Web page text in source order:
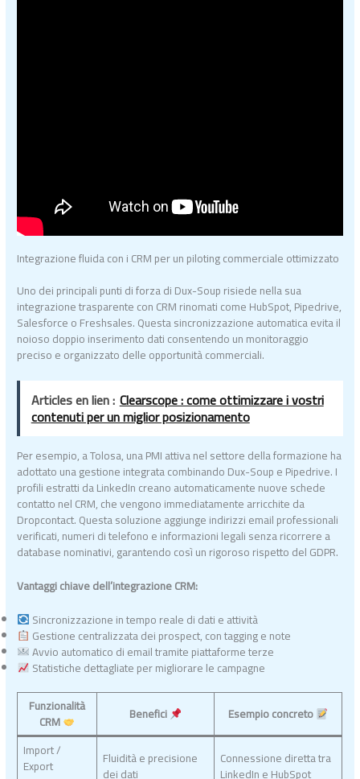
Integrazione fluida con i CRM per un piloting commerciale ottimizzato
Uno dei principali punti di forza di Dux-Soup risiede nella sua
integrazione trasparente con CRM rinomati come HubSpot, Pipedrive,
Salesforce o Freshsales. Questa sincronizzazione automatica evita il
noioso doppio inserimento dati consentendo un monitoraggio
preciso e organizzato delle opportunità commerciali.
Articles en lien : Clearscope : come ottimizzare i vostri
contenuti per un miglior posizionamento
Per esempio, a Tolosa, una PMI attiva nel settore della formazione ha
adottato una gestione integrata combinando Dux-Soup e Pipedrive. I
profili estratti da LinkedIn creano automaticamente nuove schede
contatto nel CRM, che vengono immediatamente arricchite da
Dropcontact. Questa soluzione aggiunge indirizzi email professionali
verificati, numeri di telefono e informazioni legali senza ricorrere a
database nominativi, garantendo così un rigoroso rispetto del GDPR.
Vantaggi chiave dell’integrazione CRM:
Sincronizzazione in tempo reale di dati e attività
Gestione centralizzata dei prospect, con tagging e note
Avvio automatico di email tramite piattaforme terze
Statistiche dettagliate per migliorare le campagne
Funzionalità
CRM Benefici
Esempio concreto
Import /
Export Fluidità e precisione
dei dati
Connessione diretta tra
LinkedIn e HubSpot